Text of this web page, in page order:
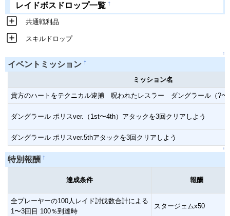
レイドボスドロップ一覧 †
共通戦利品
スキルドロップ
↑
イベントミッション †
ミッション名
貴方のハートをテクニカル逮捕 呪われたレスラー ダングラール（?〜
ダングラール ポリスver.（1st〜4th）アタックを3回クリアしよう
ダングラール ポリスver.5thアタックを3回クリアしよう
↑
特別報酬 †
達成条件 報酬
全プレーヤーの100人レイド討伐数合計による
1〜3回目 100％到達時
スタージェムx50